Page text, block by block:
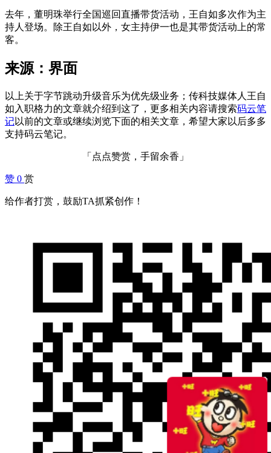
去年，董明珠举行全国巡回直播带货活动，王自如多次作为主
持人登场。除王自如以外，女主持伊一也是其带货活动上的常
客。
来源：界面
以上关于字节跳动升级音乐为优先级业务；传科技媒体人王自
如入职格力的文章就介绍到这了，更多相关内容请搜索码云笔
记以前的文章或继续浏览下面的相关文章，希望大家以后多多
支持码云笔记。
「点点赞赏，手留余香」
赞 0 赏
给作者打赏，鼓励TA抓紧创作！